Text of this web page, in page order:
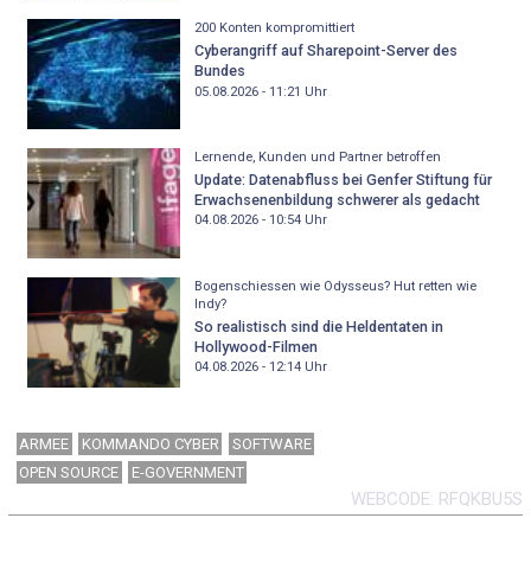
200 Konten kompromittiert
Cyberangriff auf Sharepoint-Server des
Bundes
05.08.2026 - 11:21 Uhr
Lernende, Kunden und Partner betroffen
Update: Datenabfluss bei Genfer Stiftung für
Erwachsenenbildung schwerer als gedacht
04.08.2026 - 10:54Uhr
Bogenschiessen wie Odysseus? Hut retten wie
Indy?
So realistisch sind die Heldentaten in
Hollywood-Filmen
04.08.2026 - 12:14Uhr
ARMEE KOMMANDO CYBER
SOFTWARE
OPEN SOURCE
E-GOVERNMENT
WEBCODE RFQKBU5S